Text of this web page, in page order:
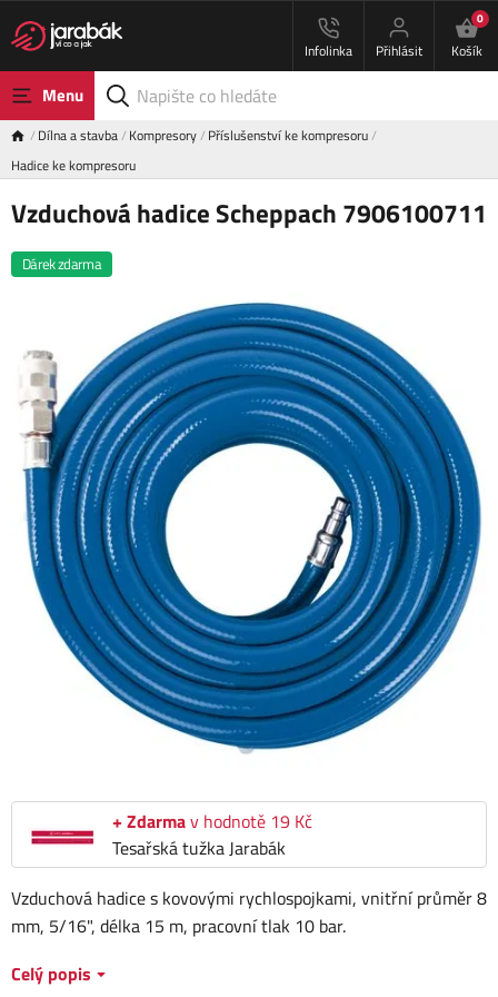
Infolinka Přihlásit
0
Košík
Menu
Dílna a stavba Kompresory Příslušenství ke kompresoru
Hadice ke kompresoru
Vzduchová hadice Scheppach 7906100711
Dárek zdarma
+ Zdarmav hodnotě 19 Kč
Tesařská tužka Jarabák
Vzduchová hadice s kovovými rychlospojkami, vnitřní průměr 8
mm, 5/16", délka 15 m, pracovní tlak 10 bar.
Celý popis